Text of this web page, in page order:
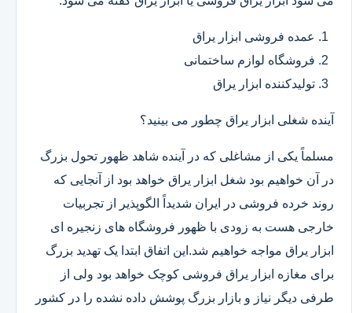
عمده فروشی ابزار یراق
فروشگاه لوازم ساختمانی
تولیدکننده ابزار یراق
آینده شغلی ابزار یراق چطور می بینید؟
مسلماً یکی از مشاغلی که در آینده شاهد ظهور تحول بزرگ
در آن خواهیم بود شغل ابزار یراق خواهد بود از آنجایی که
روند خرده فروشی در ایران شدیداً الگوپذیر از تجربیات
خارجی هست به زودی با ظهور فروشگاه های زنجیره ای
ابزار یراق مواجه خواهیم شد.این اتفاق ابتدا یک تهدید بزرگ
برای مغازه ابزار یراق فروشی کوچک خواهد بود ولی از
طرفی دیگر نیاز و بازار بزرگ پوشش داده نشده را در کشور